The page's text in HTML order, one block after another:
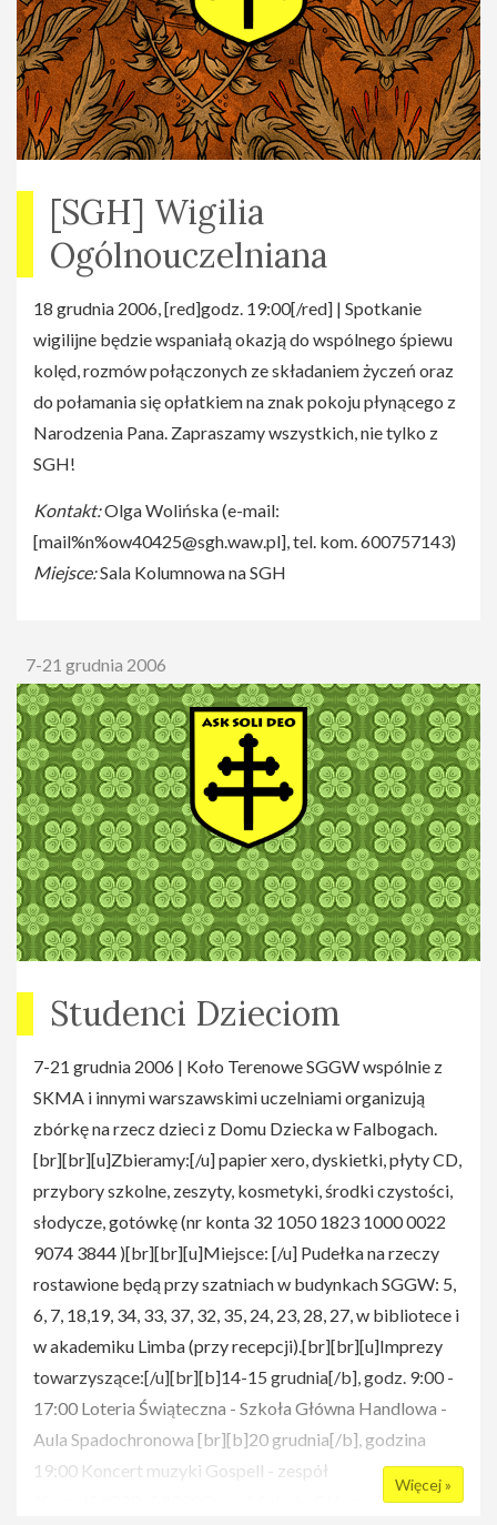
[SGH] Wigilia
Ogólnouczelniana
18 grudnia 2006, [red]godz. 19:00[/red] | Spotkanie
wigilijne będzie wspaniałą okazją do wspólnego śpiewu
kolęd, rozmów połączonych ze składaniem życzeń oraz
do połamania się opłatkiem na znak pokoju płynącego z
Narodzenia Pana. Zapraszamy wszystkich, nie tylko z
SGH!
Kontakt:Olga Wolińska (e-mail:
[mail%n%ow40425@sgh.waw.pl], tel. kom. 600757143)
Miejsce:Sala Kolumnowa na SGH
7-21 grudnia 2006
Studenci Dzieciom
7-21 grudnia 2006 | Koło Terenowe SGGW wspólnie z
SKMA i innymi warszawskimi uczelniami organizują
zbórkę na rzecz dzieci z Domu Dziecka w Falbogach.
[br][br][u]Zbieramy:[/u] papier xero, dyskietki, płyty CD,
przybory szkolne, zeszyty, kosmetyki, środki czystości,
słodycze, gotówkę (nr konta 32 1050 1823 1000 0022
9074 3844 )[br][br][u]Miejsce: [/u] Pudełka na rzeczy
rostawione będą przy szatniach w budynkach SGGW: 5,
6, 7, 18,19, 34, 33, 37, 32, 35, 24, 23, 28, 27, w bibliotece i
w akademiku Limba (przy recepcji).[br][br][u]Imprezy
towarzyszące:[/u][br][b]14-15 grudnia[/b], godz. 9:00 -
17:00 Loteria Świąteczna - Szkoła Główna Handlowa -
Aula Spadochronowa [br][b]20 grudnia[/b], godzina
19:00 Koncert muzyki Gospell - zespół
"Sound&#039n&#039Grace" Szkoła Główna Handlowa
Więcej »